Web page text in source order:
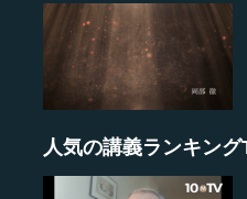
人気の講義ランキング